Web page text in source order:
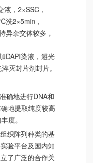
，2×SSC，
洗2×5min，
异杂交体较多，
DAPI染液，避光
灭封片剂封片。
确地进行DNA和
地提取纯度较高
度。
织阵列种类的基
验平台及国内知
了广泛的合作关